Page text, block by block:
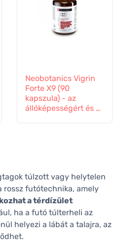
Neobotanics Vigrin
Forte X9 (90
kapszula) - az
állóképességért és a
túlzott vagy helytelen
rossz futótechnika, amely
a térdízület
ha a futó túlterheli az
helyezi a lábát a talajra, az